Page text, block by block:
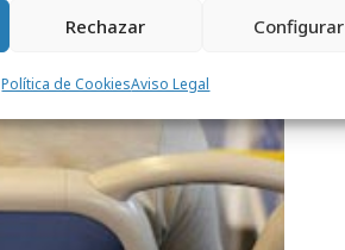
Rechazar Configurar
Política de CookiesAviso Legal